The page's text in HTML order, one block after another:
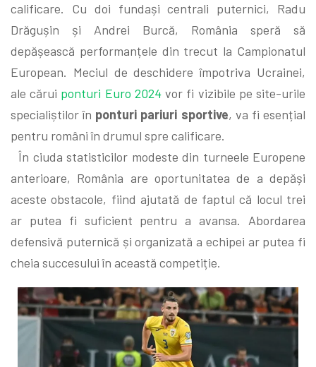
calificare. Cu doi fundași centrali puternici, Radu
Drăgușin și Andrei Burcă, România speră să
depășească performanțele din trecut la Campionatul
European. Meciul de deschidere împotriva Ucrainei,
ale cărui ponturi Euro 2024vor fi vizibile pe site-urile
specialiștilor în ponturi pariuri sportive, va fi esențial
pentru români în drumul spre calificare.
În ciuda statisticilor modeste din turneele Europene
anterioare, România are oportunitatea de a depăși
aceste obstacole, fiind ajutată de faptul că locul trei
ar putea fi suficient pentru a avansa. Abordarea
defensivă puternică și organizată a echipei ar putea fi
cheia succesului în această competiție.